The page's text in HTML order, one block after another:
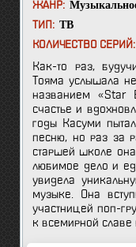
ЖАНР:
ТИП: ТВ
КОЛИЧЕСТВО СЕРИЙ:
Как-то раз,
Тояма услышала
названием «Star
счастье и
годы Касуми
песню, но раз за
старшей школе
любимое дело и
увидела
музыке. Она
участницей поп-
к всемирной славе